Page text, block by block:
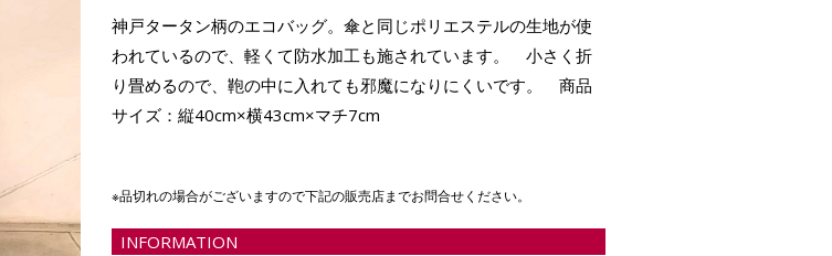
神戸タータン柄のエコバッグ。傘と同じポリエステルの生地が使
われているので、軽くて防水加工も施されています。 小さく折
り畳めるので、鞄の中に入れても邪魔になりにくいです。 商品
サイズ：縦40cm×横43cm×マチ7cm
※品切れの場合がございますので下記の販売店までお問合せください。
INFORMATION